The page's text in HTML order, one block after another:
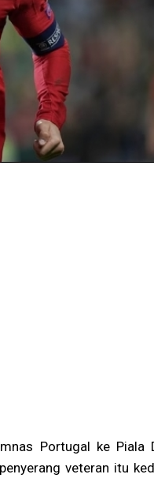
Portugal ke Piala
veteran itu